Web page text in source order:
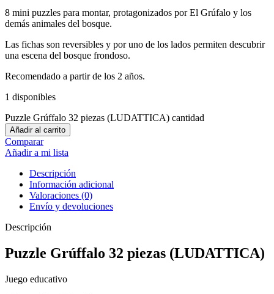
8 mini puzzles para montar, protagonizados por El Grúfalo y los
demás animales del bosque.
Las fichas son reversibles y por uno de los lados permiten descubrir
una escena del bosque frondoso.
Recomendado a partir de los 2 años.
1 disponibles
Puzzle Grúffalo 32 piezas (LUDATTICA) cantidad
Añadir al carrito
Comparar
Añadir a mi lista
Descripción
Información adicional
Valoraciones (0)
Envío y devoluciones
Descripción
Puzzle Grúffalo 32 piezas (LUDATTICA)
Juego educativo